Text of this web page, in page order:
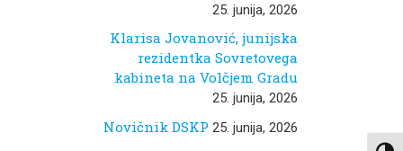
25. junija, 2026
Klarisa Jovanović, junijska
rezidentka Sovretovega
kabineta na Volčjem Gradu
25. junija, 2026
Novičnik DSKP 25. junija, 2026